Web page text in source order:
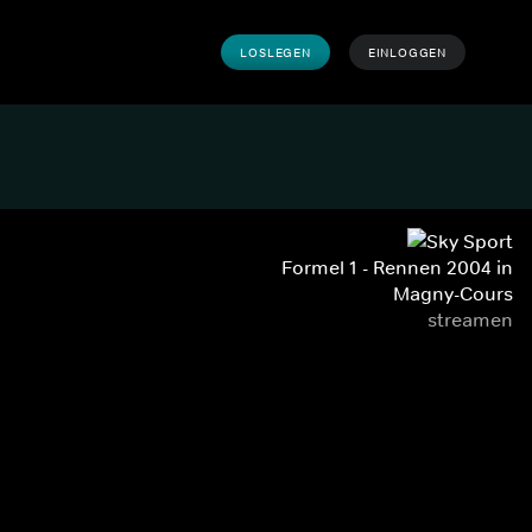
LOSLEGEN EINLOGGEN
Formel 1 - Rennen 2004 in
Magny-Cours
streamen